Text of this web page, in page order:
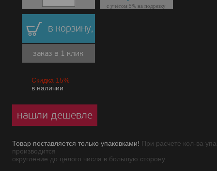
с учётом 5% на подрезку
в корзину,
заказ в 1 клик
Скидка 15%
в наличии
нашли дешевле
Товар поставляется только упаковками! При расчете кол-ва
производится
округление до целого числа в большую сторону.